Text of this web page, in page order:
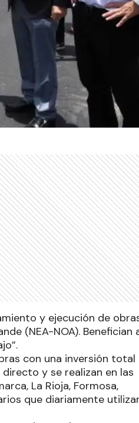
y ejecución de
(NEA-NOA). Benefician
con una inversión total
y se realizan en las
La Rioja, Formosa,
que diariamente